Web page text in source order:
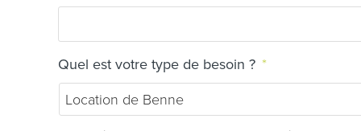
Quel est votre type de besoin ? *